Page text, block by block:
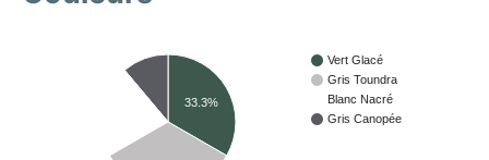
Vert Glacé
Gris Toundra
Blanc Nacré
Gris Canopée
33.3%